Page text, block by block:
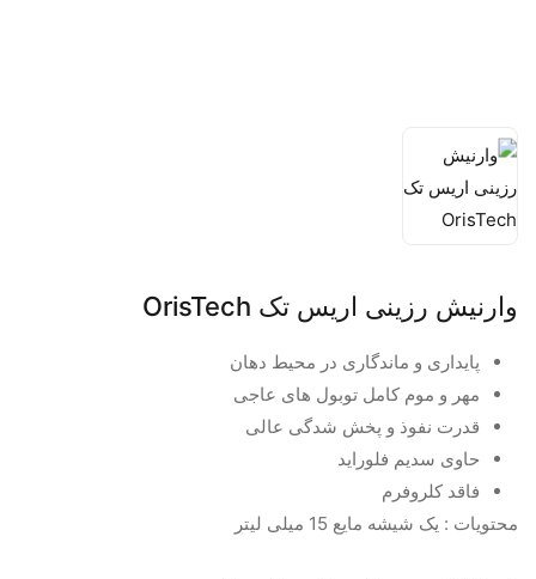
وارنیش رزینی اریس تک OrisTech
پایداری و ماندگاری در محیط دهان
مهر و موم کامل توبول های عاجی
قدرت نفوذ و پخش شدگی عالی
حاوی سدیم فلوراید
فاقد کلروفرم
محتویات : یک شیشه مایع 15 میلی لیتر